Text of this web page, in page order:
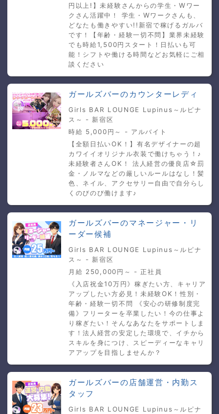
円以上!】未経験さんからの学生・Wワー
クさん活躍中！ 学生・Wワークさんも、
どなたも働きやすい!!新宿で稼げるガルバ
です！【年齢・経験一切不問】業界未経験
でも時給1,500円スタート！日払いも可
能！シフトや働ける時間などお気軽にご相
談ください
ガールズバーのカウンターレディ
Girls BAR LOUNGE Lupinus～ルピナ
ス～ - 新宿区
時給 5,000円～ - アルバイト
【全額日払いOK！】有名デザイナーの超
カワイイオリジナル衣装で働けちゃう！♪
未経験者さんOK！ 法人経営の優良店☆罰
金・ノルマなどの厳しいルールはなし！髪
色、ネイル、アクセサリー自由で自分らし
くのびのび働けます♪
ガールズバーのマネージャー・リ
ーダー候補
Girls BAR LOUNGE Lupinus～ルピナ
ス～ - 新宿区
月給 250,000円～ - 正社員
《入店祝金10万円》稼ぎたい方、キャリア
アップしたい方必見！未経験OK！性別・
年齢・経験一切不問 《安心の研修制度完
備》フリーターを卒業したい！今の仕事よ
り稼ぎたい！そんなあなたをサポートしま
す！法人経営の安定した環境で、イチから
スキルを身につけ、スピーディーなキャリ
アアップを目指しませんか？
ガールズバーの店舗運営・内勤ス
タッフ
Girls BAR LOUNGE Lupinus～ルピナ